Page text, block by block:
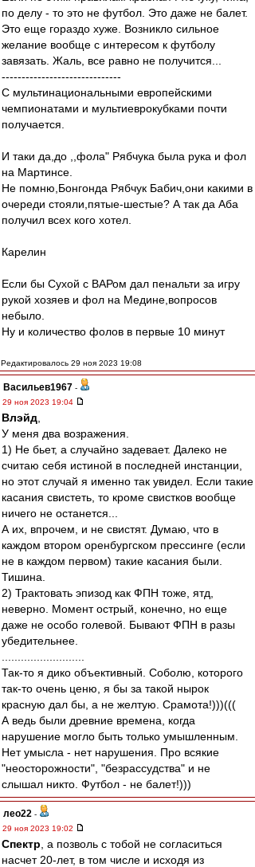
по делу - то это не футбол. Это даже не балет.
Это еще гораздо хуже. Возникло сильное
желание вообще с интересом к футболу
завязать. Жаль, все равно не получится...
------------------------------
С мультинациональными европейскими
чемпионатами и мультиеврокубками почти
получается.
И таки да,до ,,фола" Рябчука была рука и фол
на Мартинсе.
Не помню,Бонгонда Рябчук Бабич,они какими в
очереди стояли,пятые-шестые? А так да Аба
получил всех кого хотел.
Карелин
Если бы Сухой с ВАРом дал пенальти за игру
рукой хозяев и фол на Медине,вопросов
небыло.
Ну и количество фолов в первые 10 минут
Редактировалось 29 ноя 2023 19:08
Васильев1967 -
29 ноя 2023 19:04
Влэйд
У меня два возражения.
1) Не бьет, а случайно задевает. Далеко не
считаю себя истиной в последней инстанции,
но этот случай я именно так увидел. Если такие
касания свистеть, то кроме свистков вообще
ничего не останется...
А их, впрочем, и не свистят. Думаю, что в
каждом втором оренбургском прессинге (если
не в каждом первом) такие касания были.
Тишина.
2) Трактовать эпизод как ФПН тоже, ятд,
неверно. Момент острый, конечно, но еще
даже не особо голевой. Бывают ФПН в разы
убедительнее.
Так-то я дико объективный. Соболю, которого
так-то очень ценю, я бы за такой нырок
красную дал бы, а не желтую. Срамота!)))(((
А ведь были древние времена, когда
нарушение могло быть только умышленным.
Нет умысла - нет нарушения. Про всякие
"неосторожности", "безрассудства" и не
слышал никто. Футбол - не балет!)))
лео22 -
29 ноя 2023 19:02
Спектр , а позволь с тобой не согласиться
насчет 20-лет, в том числе и исходя из